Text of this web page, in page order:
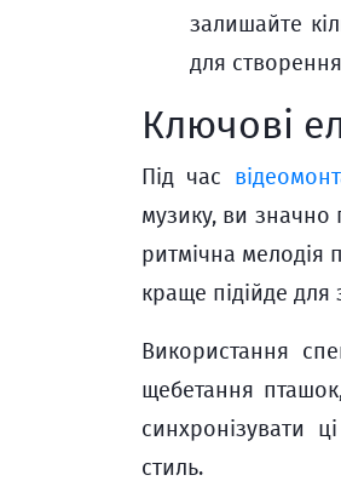
залишайте
для
Ключові
Під час
музику, ви значно
ритмічна мелодія
краще підійде
Використання
щебетання
синхронізувати
стиль.